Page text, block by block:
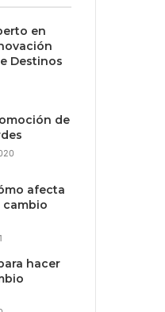
en
Destinos
de
afecta
cambio
hacer